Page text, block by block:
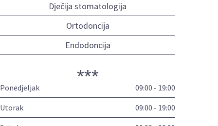
Dječija stomatologija
Ortodoncija
Endodoncija
***
Ponedjeljak 09:00 - 19:00
Utorak 09:00 - 19:00